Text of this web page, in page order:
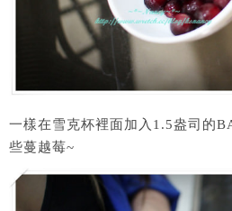
一樣在雪克杯裡面加入1.5盎司的
些蔓越莓~